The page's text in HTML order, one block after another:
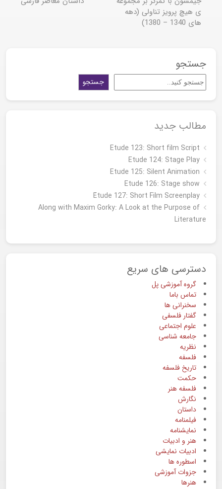
ی هیچ پرویز تناولی (دهه
های 1340 – 1380)
جستجو
جستجو
مطالب جدید
Etude 123: Short film Script
Etude 124: Stage Play
Etude 125: Silent Animation
Etude 126: Stage show
Étude 127: Short Film Screenplay
Along with Maxim Gorky: A Look at the Purpose of
Literature
دسترسی های سریع
گروه آموزشی پل
تماس باما
سخنرانی ها
گفتار فلسفی
علوم اجتماعی
جامعه شناسی
نظریه
فلسفه
تاریخ فلسفه
حکمت
فلسفه هنر
نگارش
داستان
فیلمنامه
نمایشنامه
هنر و ادبیات
ادبیات نمایشی
اسطوره ها
جزوات آموزشی
هنرها